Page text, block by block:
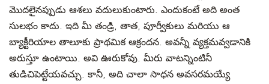
మొదలైనప్పుడు ఆశలు వదులుకుంటారు. ఎందుకంటే అది అంత
సులభం కాదు. ఇది మీ తండ్రి, తాత, పూర్వీకులు మరియు ఆ
బ్యాక్టీరియాల తాలూకు ప్రాథమిక ఆక్రందన. అవన్నీ వ్యక్తమవ్వడానికి
అరుస్తూ ఉంటాయి. అవి ఊరుకోవు. మీరు వాటన్నింటినీ
తుడిచిపెట్టేయవచ్చు. కానీ, అది చాలా సాధన అవసరమయ్యే